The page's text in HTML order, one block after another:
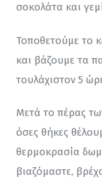
σοκολάτα και
Τοποθετούμε το
και βάζουμε τα
τουλάχιστον 5
Μετά το πέρας
όσες θήκες
θερμοκρασία
βιαζόμαστε,